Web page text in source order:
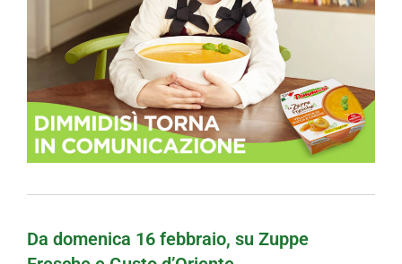
Da domenica 16 febbraio, su Zuppe